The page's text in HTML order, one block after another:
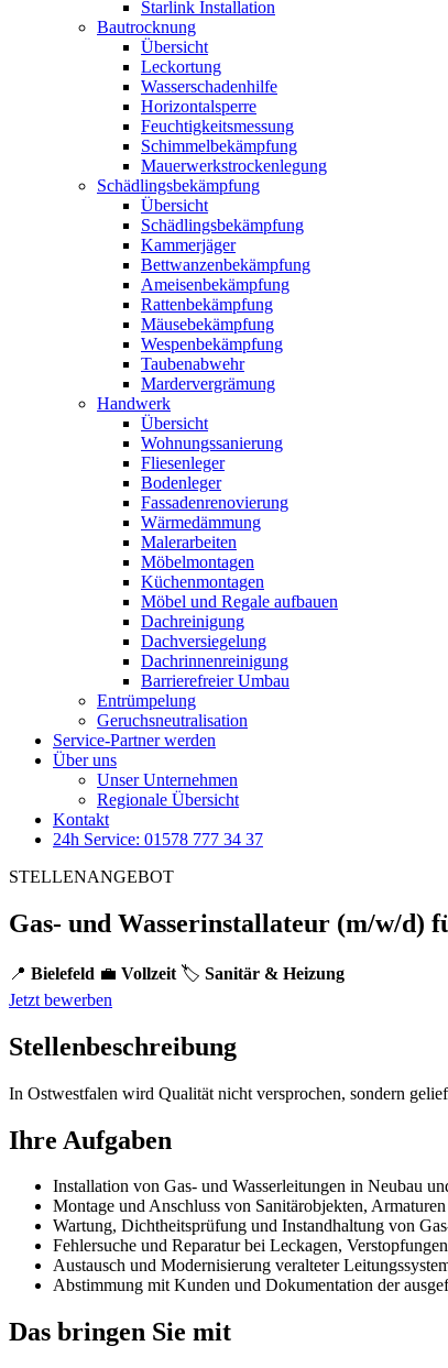
Starlink Installation
Bautrocknung
Übersicht
Leckortung
Wasserschadenhilfe
Horizontalsperre
Feuchtigkeitsmessung
Schimmelbekämpfung
Mauerwerkstrockenlegung
Schädlingsbekämpfung
Übersicht
Schädlingsbekämpfung
Kammerjäger
Bettwanzenbekämpfung
Ameisenbekämpfung
Rattenbekämpfung
Mäusebekämpfung
Wespenbekämpfung
Taubenabwehr
Mardervergrämung
Handwerk
Übersicht
Wohnungssanierung
Fliesenleger
Bodenleger
Fassadenrenovierung
Wärmedämmung
Malerarbeiten
Möbelmontagen
Küchenmontagen
Möbel und Regale aufbauen
Dachreinigung
Dachversiegelung
Dachrinnenreinigung
Barrierefreier Umbau
Entrümpelung
Geruchsneutralisation
Service-Partner werden
Über uns
Unser Unternehmen
Regionale Übersicht
Kontakt
24h Service: 01578 777 34 37
STELLENANGEBOT
Gas- und Wasserinstallateur (m/w/d)
📍 Bielefeld 💼 Vollzeit 🏷️ Sanitär & Heizung
Jetzt bewerben
Stellenbeschreibung
In Ostwestfalen wird Qualität nicht versprochen, sondern
Ihre Aufgaben
Installation von Gas- und Wasserleitungen in Neubau
Montage und Anschluss von Sanitärobjekten,
Wartung, Dichtheitsprüfung und Instandhaltung von
Fehlersuche und Reparatur bei Leckagen,
Austausch und Modernisierung veralteter
Abstimmung mit Kunden und Dokumentation der
Das bringen Sie mit